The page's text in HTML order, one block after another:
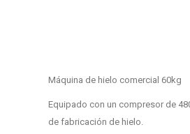
Máquina de hielo comercial 60kg
Equipado con un compresor de
de fabricación de hielo.